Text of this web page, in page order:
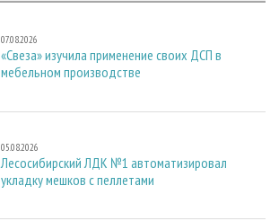
07.08.2026
«Свеза» изучила применение своих ДСП в
мебельном производстве
05.08.2026
Лесосибирский ЛДК №1 автоматизировал
укладку мешков с пеллетами